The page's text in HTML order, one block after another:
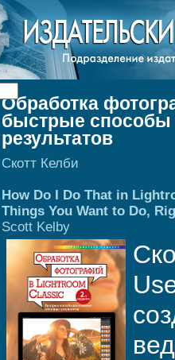
Обработка
быстрые способы
результатов
Скотт Келби
How Do I Do That in
Things You Want to Do,
Scott Kelby